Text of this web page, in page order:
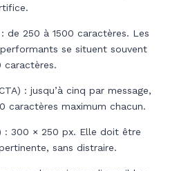
de 250 à 1500 caractères. Les
se situent souvent
caractères.
: jusqu’à cinq par message,
caractères maximum chacun.
: 300 × 250 px. Elle doit être
sans distraire.